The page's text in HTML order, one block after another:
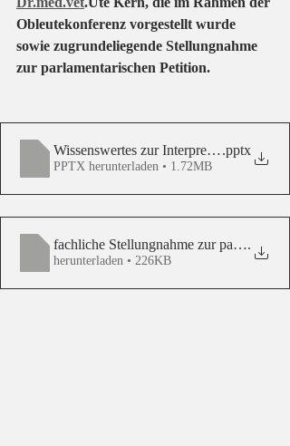
Obleutekonferenz vorgestellt wurde
sowie zugrundeliegende Stellungnahme
zur parlamentarischen Petition.
Wissenswertes zur Interpretation von
.pptx
PPTX herunterladen • 1.72MB
fachliche Stellungnahme zur .
herunterladen • 226KB